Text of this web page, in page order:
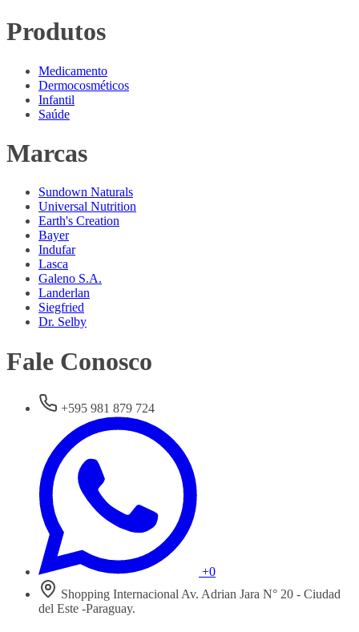
Produtos
Medicamento
Dermocosméticos
Infantil
Saúde
Marcas
Sundown Naturals
Universal Nutrition
Earth's Creation
Bayer
Indufar
Lasca
Galeno S.A.
Landerlan
Siegfried
Dr. Selby
Fale Conosco
+595 981 879 724
+0
Shopping Internacional Av. Adrian Jara N° 20 - Ciudad
del Este -Paraguay.